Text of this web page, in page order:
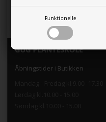
Funktionelle
GUG PLANTESKOLE
Åbningstider i Butikken